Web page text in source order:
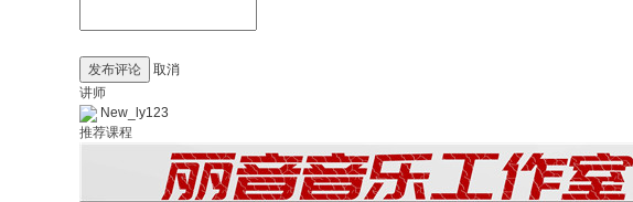
发布评论
取消
讲师
New_ly123
推荐课程